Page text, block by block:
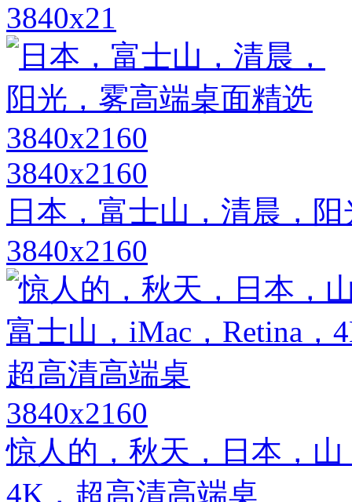
3840x21
3840x2160
日本，富士山，清晨，
3840x2160
3840x2160
惊人的，秋天，日本，
4K，超高清高端桌